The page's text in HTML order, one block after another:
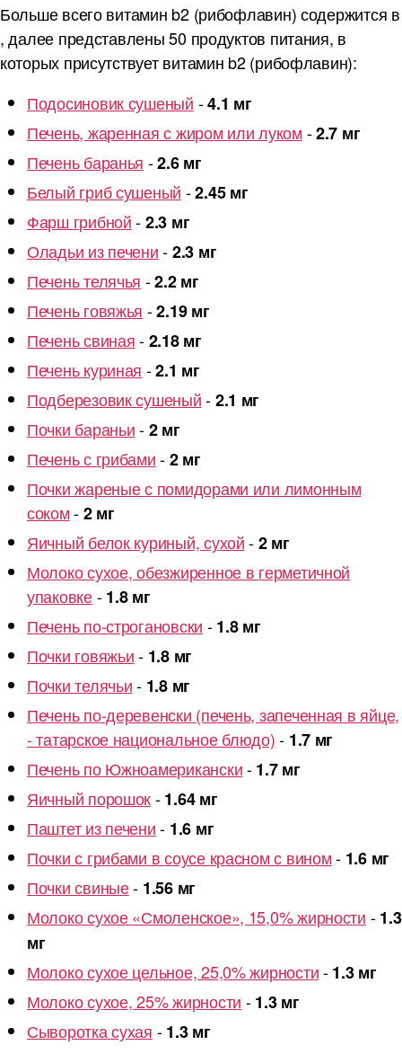
Больше всего витамин b2 (рибофлавин) содержится в
, далее представлены 50 продуктов питания, в
которых присутствует витамин b2 (рибофлавин):
Подосиновик сушеный -4.1 мг
Печень, жаренная с жиром или луком-2.7 мг
Печень баранья -2.6 мг
Белый гриб сушеный -2.45 мг
Фарш грибной-2.3 мг
Оладьи из печени-2.3 мг
Печень телячья -2.2 мг
Печень говяжья -2.19 мг
Печень свиная-2.18 мг
Печень куриная -2.1 мг
Подберезовик сушеный-2.1 мг
Почки бараньи-2 мг
Печень с грибами-2 мг
Почки жареные с помидорами или лимонным
соком-2 мг
Яичный белок куриный, сухой-2 мг
Молоко сухое, обезжиренное в герметичной
упаковке-1.8 мг
Печень по-строгановски -1.8 мг
Почки говяжьи- 1.8 мг
Почки телячьи- 1.8 мг
Печень по-деревенски (печень, запеченная в яйце,
- татарское национальное блюдо)- 1.7 мг
Печень по Южноамерикански-1.7 мг
Яичный порошок-1.64 мг
Паштет из печени- 1.6 мг
Почки с грибами в соусе красном с вином- 1.6 мг
Почки свиные- 1.56 мг
Молоко сухое «Смоленское», 15,0% жирности -1.3
мг
Молоко сухое цельное, 25,0% жирности-1.3 мг
Молоко сухое, 25% жирности -1.3 мг
Сыворотка сухая -1.3 мг